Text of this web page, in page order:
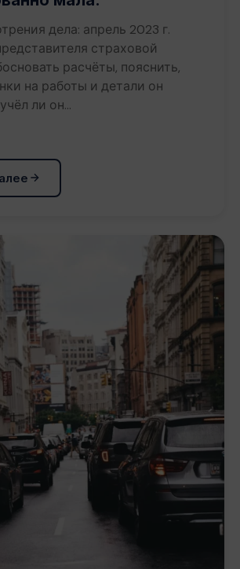
дела: апрель 2023 г.
страховой
расчёты, пояснить,
на работы и детали он
ли он…